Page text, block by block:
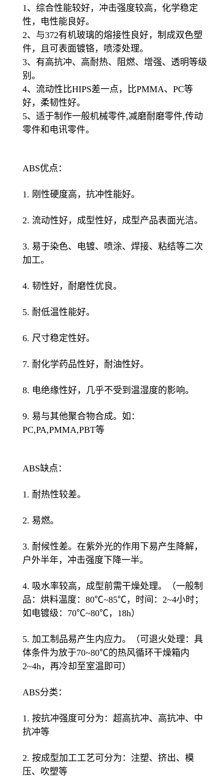
1、综合性能较好，冲击强度较高，化学稳定
性，电性能良好。
2、与372有机玻璃的熔接性良好，制成双色塑
件，且可表面镀铬，喷漆处理。
3、有高抗冲、高耐热、阻燃、增强、透明等级
别。
4、流动性比HIPS差一点，比PMMA、PC等
好，柔韧性好。
5、适于制作一般机械零件,减磨耐磨零件,传动
零件和电讯零件。
ABS优点：
1. 刚性硬度高，抗冲性能好。
2. 流动性好，成型性好，成型产品表面光洁。
3. 易于染色、电镀、喷涂、焊接、粘结等二次
加工。
4. 韧性好，耐磨性优良。
5. 耐低温性能好。
6. 尺寸稳定性好。
7. 耐化学药品性好，耐油性好。
8. 电绝缘性好，几乎不受到温湿度的影响。
9. 易与其他聚合物合成。如：
PC,PA,PMMA,PBT等
ABS缺点：
1. 耐热性较差。
2. 易燃。
3. 耐候性差。在紫外光的作用下易产生降解，
户外半年，冲击强度下降一半。
4. 吸水率较高，成型前需干燥处理。（一般制
品：烘料温度：80℃~85℃，时间：2~4小时；
如电镀级：70℃~80℃，18h）
5. 加工制品易产生内应力。（可退火处理：具
体条件为放于70~80℃的热风循环干燥箱内
2~4h，再冷却至室温即可）
ABS分类：
1. 按抗冲强度可分为：超高抗冲、高抗冲、中
抗冲等
2. 按成型加工工艺可分为：注塑、挤出、模
压、吹塑等